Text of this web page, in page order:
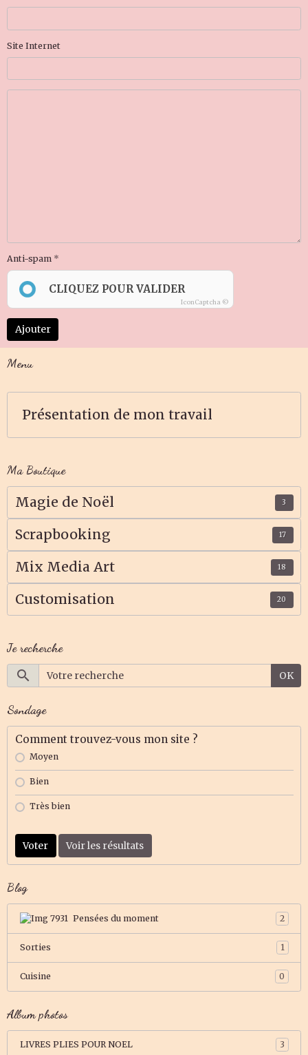
Site Internet
Anti-spam
CLIQUEZ POUR VALIDER
IconCaptcha ©
Ajouter
Menu
Présentation de mon travail
Ma Boutique
Magie de Noël 3
Scrapbooking 17
Mix Media Art 18
Customisation 20
Je recherche
OK
Sondage
Comment trouvez-vous mon site ?
Moyen
Bien
Très bien
Voter Voir les résultats
Blog
Pensées du moment 2
Sorties 1
Cuisine 0
Album photos
LIVRES PLIES POUR NOEL 3